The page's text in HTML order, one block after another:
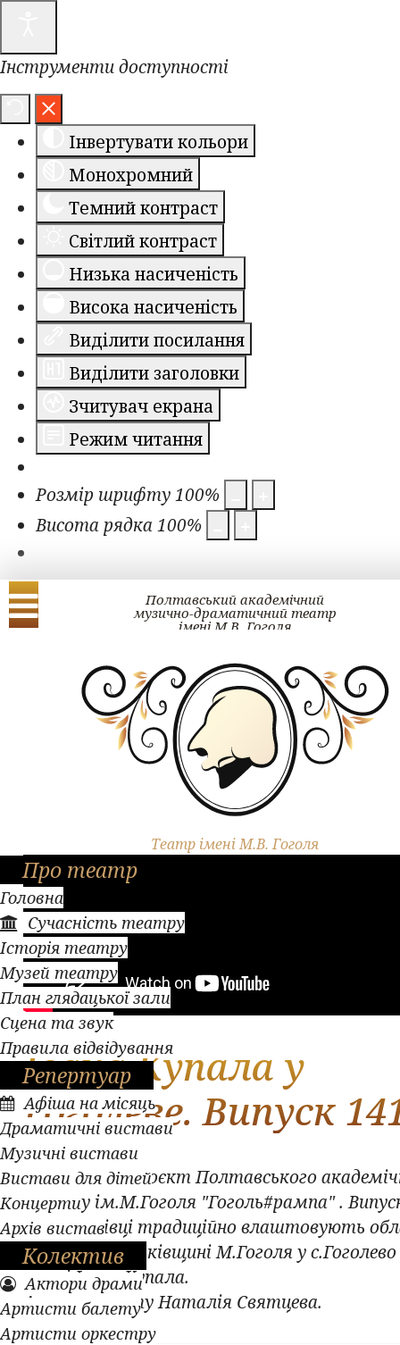
Інструменти доступності
Інвертувати кольори
Монохромний
Темний контраст
Світлий контраст
Низька насиченість
Висока насиченість
Виділити посилання
Виділити заголовки
Зчитувач екрана
Режим читання
Розмір шрифту100%
Висота рядка100%
Театр імені М.В. Гоголя
Про театр
Головна
Сучасність театру
Історія театру
Музей театру
План глядацької зали
Сцена та звук
Правила відвідування
Репертуар
Афіша на місяць
Драматичні вистави
Музичні вистави
Вистави для дітей
Концерти
Архів вистав
Колектив
Актори драми
Артисти балету
Артисти оркестру
Полтавський академічний
музично-драматичний театр
імені М.В. Гоголя
Проект
Івана Купала у
Гоголеве. Випуск
Авторський проєкт Полтавського
театру ім.М.Гоголя "Гоголь#рампа​​​​​​​​​​​" .
141.Гоголівці традиційно влаштовують
свято на батьківщині М.Гоголя у
святі Івана Купала.
Автор проєкту Наталія Святцева.